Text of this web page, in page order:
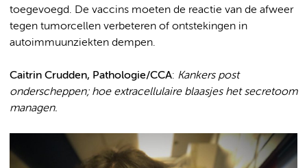
toegevoegd. De vaccins moeten de reactie van de afweer
tegen tumorcellen verbeteren of ontstekingen in
autoimmuunziekten dempen.
Caitrin Crudden, Pathologie/CCA: Kankers post
onderscheppen; hoe extracellulaire blaasjes het secretoom
managen.